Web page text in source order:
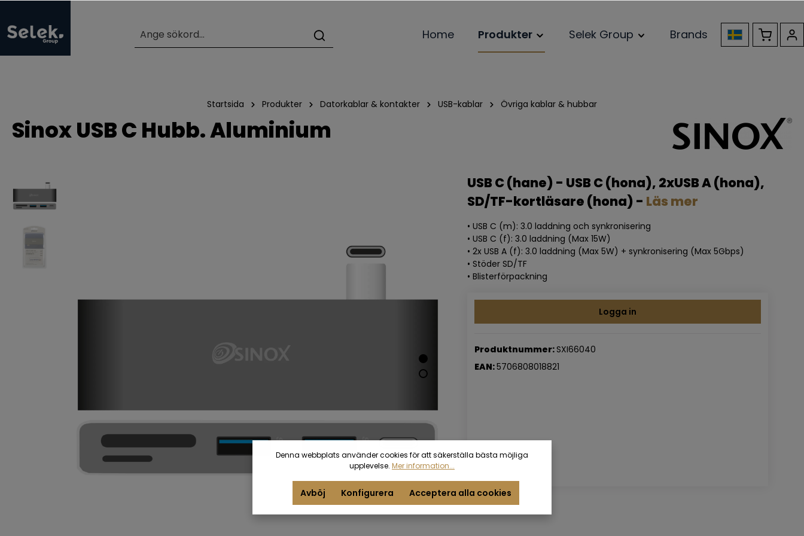
Home Produkter Selek Group Brands
Startsida Produkter Datorkablar & kontakter USB-kablar Övriga kablar & hubbar
Sinox USB C Hubb. Aluminium
USB C (hane) - USB C (hona), 2xUSB A (hona),
SD/TF-kortläsare (hona) - Läs mer
• USB C (m): 3.0 laddning och synkronisering
• USB C (f): 3.0 laddning (Max 15W)
• 2x USB A (f): 3.0 laddning (Max 5W) + synkronisering (Max 5Gbps)
• Stöder SD/TF
• Blisterförpackning
Logga in
Produktnummer:SXI66040
EAN:5706808018821
Denna webbplats använder cookies för att säkerställa bästa möjliga
upplevelse. Mer information...
Avböj Konfigurera Acceptera alla cookies